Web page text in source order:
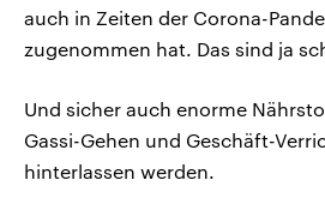
auch in Zeiten der Corona-
zugenommen hat. Das sind ja
Und sicher auch enorme
Gassi-Gehen und Geschäft-
hinterlassen werden.